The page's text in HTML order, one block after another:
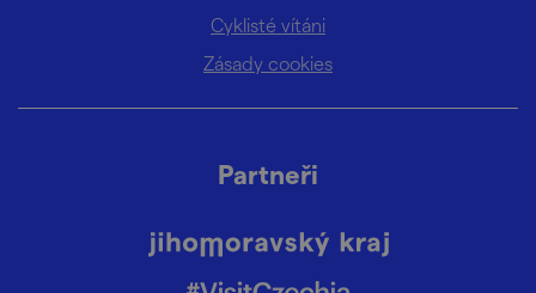
Cyklisté vítáni
Zásady cookies
Partneři